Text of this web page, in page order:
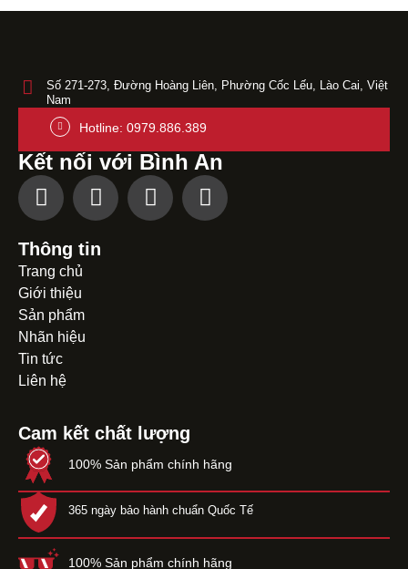
Số 271-273, Đường Hoàng Liên, Phường Cốc Lếu, Lào Cai, Việt
Nam
Hotline: 0979.886.389
Kết nối với Bình An
Thông tin
Trang chủ
Giới thiệu
Sản phẩm
Nhãn hiệu
Tin tức
Liên hệ
Cam kết chất lượng
100% Sản phẩm chính hãng
365 ngày bảo hành chuẩn Quốc Tế
100% Sản phẩm chính hãng